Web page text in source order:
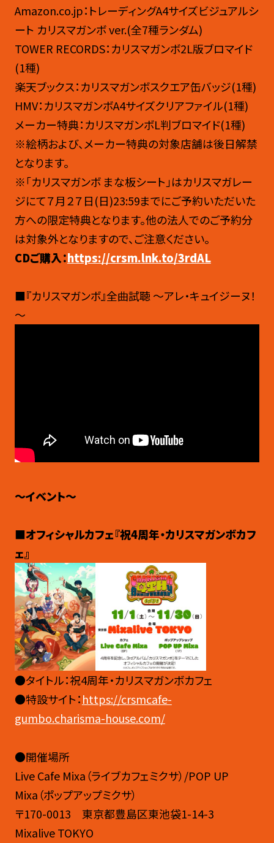
Amazon.co.jp：トレーディングA4サイズビジュアルシ
ート カリスマガンボ ver.(全7種ランダム)​
TOWER RECORDS：カリスマガンボ2L版ブロマイド
(1種) ​
楽天ブックス：カリスマガンボスクエア缶バッジ(1種) ​
HMV：カリスマガンボA4サイズクリアファイル(1種) ​
メーカー特典：カリスマガンボL判ブロマイド(1種) ​
※絵柄および、メーカー特典の対象店舗は後日解禁
となります。
※「カリスマガンボ まな板シート」はカリスマガレー
ジにて７月２７日(日)23:59までにご予約いただいた
方への限定特典となります。他の法人でのご予約分
は対象外となりますので、ご注意ください。
CDご購入：https://crsm.lnk.to/3rdAL
■『カリスマガンボ』全曲試聴 ～アレ・キュイジーヌ！
～
～イベント～
■オフィシャルカフェ『祝4周年・カリスマガンボカフ
ェ』
●タイトル：祝4周年・カリスマガンボカフェ
●特設サイト：https://crsmcafe-
gumbo.charisma-house.com/
●開催場所
Live Cafe Mixa（ライブカフェミクサ）/POP UP
Mixa（ポップアップミクサ）
〒170-0013 東京都豊島区東池袋1-14-3
Mixalive TOKYO